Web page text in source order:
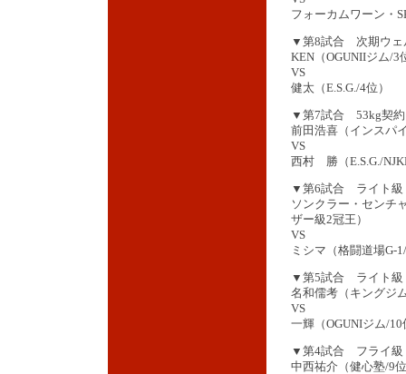
フォーカムワーン・
▼第8試合 次期ウェ
KEN（OGUNIIジム/3
VS
健太（E.S.G./4位）
▼第7試合 53kg契
前田浩喜（インスパ
VS
西村 勝（E.S.G./
▼第6試合 ライト
ソンクラー・センチ
ザー級2冠王）
VS
ミシマ（格闘道場G-
▼第5試合 ライト
名和儒考（キングジ
VS
一輝（OGUNIジム/10
▼第4試合 フライ
中西祐介（健心塾/9